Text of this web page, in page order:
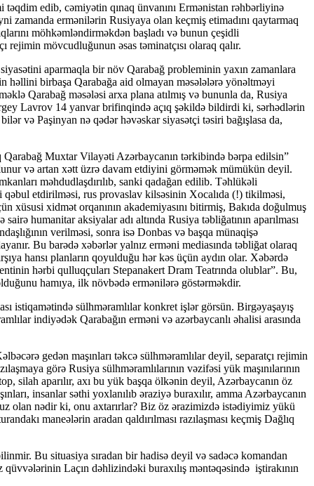
edib, cəmiyətin qınaq ünvanını Ermənistan rəhbərliyinə
zamanda ermənilərin Rusiyaya olan keçmiş etimadını qaytarmaq
möhkəmləndirməkdən başladı və bunun çeşidli
mövcudluğunun əsas təminatçısı olaraq qalır.
aparmaqla bir növ Qarabağ probleminin yaxın zamanlara
həllini birbaşa Qarabağa aid olmayan məsələlərə yönəltməyi
Qarabağ məsələsi arxa plana atılmış və bununla da, Rusiya
Lavrov 14 yanvar brifinqində açıq şəkildə bildirdi ki, sərhədlərin
və Paşinyan nə qədər həvəskar siyasətçi təsiri bağışlasa da,
Muxtar Vilayəti Azərbaycanın tərkibində bərpa edilsin”
və artan xətt üzrə davam etdiyini görməmək mümükün deyil.
məhdudlaşdırılıb, sanki qadağan edilib. Təhlükəli
etdirilməsi, rus provaslav kilsəsinin Xocalıda (!) tikilməsi,
xüsusi xidmət orqanının akademiyasını bitirmiş, Bakıda doğulmuş
humanitar aksiyalar adı altında Rusiya təbliğatının aparılması
verilməsi, sonra isə Donbas və başqa münaqişə
Bu barədə xəbərlər yalnız erməni mediasında təbliğat olaraq
hansı planların qoyulduğu hər kəs üçün aydın olar. Xəbərdə
hərbi qulluqçuları Stepanakert Dram Teatrında olublar”. Bu,
hamıya, ilk növbədə ermənilərə göstərməkdir.
istiqamətində sülhməramlılar konkret işlər görsün. Birgəyaşayış
indiyədək Qarabağın erməni və azərbaycanlı əhalisi arasında
gedən maşınları təkcə sülhməramlılar deyil, separatçı rejimin
görə Rusiya sülhməramlılarının vəzifəsi yük maşınılarının
silah aparılır, axı bu yük başqa ölkənin deyil, Azərbaycanın öz
insanlar səthi yoxlanılıb əraziyə buraxılır, amma Azərbaycanın
olan nədir ki, onu axtarırlar? Biz öz ərazimizdə istədiyimiz yükü
maneələrin aradan qaldırılması razılaşması keçmiş Dağlıq
Bu situasiya sıradan bir hadisə deyil və sadəcə komandan
Laçın dəhlizindəki buraxılış məntəqəsində iştirakının